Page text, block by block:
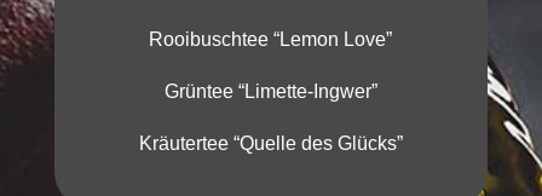
Rooibuschtee “Lemon Love”
Grüntee “Limette-Ingwer”
Kräutertee “Quelle des Glücks”